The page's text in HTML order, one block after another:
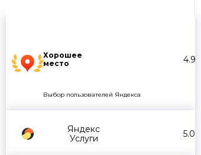
Хорошее
место
4.9
Выбор пользователей Яндекса
Яндекс
Услуги
5.0